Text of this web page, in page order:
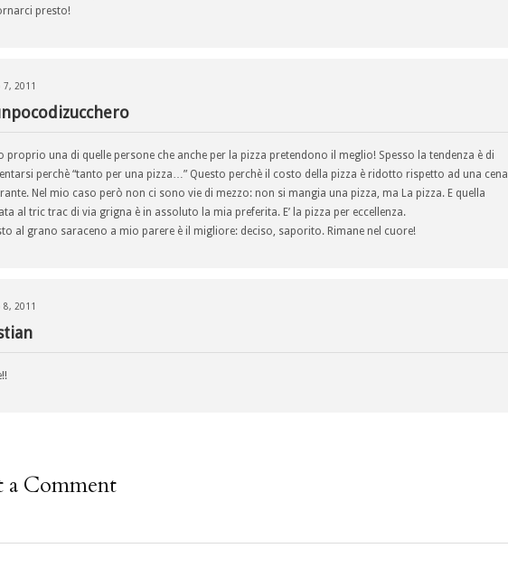
presto!
2011
proprio una di quelle persone che anche per la pizza pretendono il meglio! Spesso la tendenza è di
perchè “tanto per una pizza…” Questo perchè il costo della pizza è ridotto rispetto ad una cena
Nel mio caso però non ci sono vie di mezzo: non si mangia una pizza, ma La pizza. E quella
al tric trac di via grigna è in assoluto la mia preferita. E’ la pizza per eccellenza.
al grano saraceno a mio parere è il migliore: deciso, saporito. Rimane nel cuore!
2011
a Comment